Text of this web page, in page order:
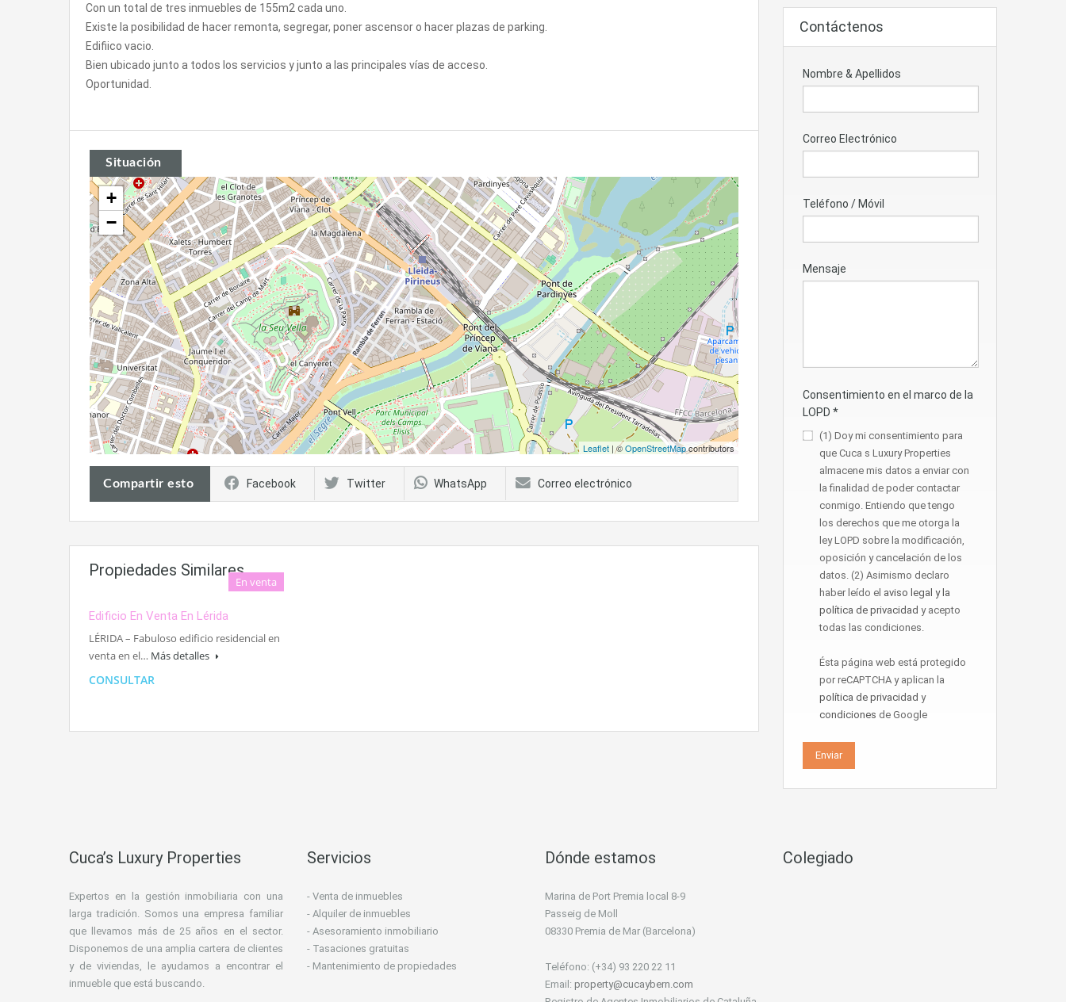
Con un total de tres inmuebles de 155m2 cada uno.
Existe la posibilidad de hacer remonta, segregar, poner ascensor o hacer plazas de parking.
Edifiico vacio.
Bien ubicado junto a todos los servicios y junto a las principales vías de acceso.
Oportunidad.
Situación
+
−
Leaflet | ©OpenStreetMapcontributors
Compartir esto Facebook Twitter WhatsApp Correo electrónico
Propiedades Similares
En venta
Edificio En Venta En Lérida
LÉRIDA – Fabuloso edificio residencial en
venta en el… Más detalles
CONSULTAR
Contáctenos
Nombre & Apellidos
Correo Electrónico
Teléfono / Móvil
Mensaje
Consentimiento en el marco de la
LOPD *
(1) Doy mi consentimiento para
que Cuca s Luxury Properties
almacene mis datos a enviar con
la finalidad de poder contactar
conmigo. Entiendo que tengo
los derechos que me otorga la
ley LOPD sobre la modificación,
oposición y cancelación de los
datos. (2) Asimismo declaro
haber leído el aviso legal y la
política de privacidad y acepto
todas las condiciones.
Ésta página web está protegido
por reCAPTCHA y aplican la
política de privacidad y
condiciones de Google
Cuca’s Luxury Properties
Expertos en la gestión inmobiliaria con una
larga tradición. Somos una empresa familiar
que llevamos más de 25 años en el sector.
Disponemos de una amplia cartera de clientes
y de viviendas, le ayudamos a encontrar el
inmueble que está buscando.
Servicios
- Venta de inmuebles
- Alquiler de inmuebles
- Asesoramiento inmobiliario
- Tasaciones gratuitas
- Mantenimiento de propiedades
Dónde estamos
Marina de Port Premia local 8-9
Passeig de Moll
08330 Premia de Mar (Barcelona)
Teléfono: (+34) 93 220 22 11
Email: property@cucaybern.com
Colegiado